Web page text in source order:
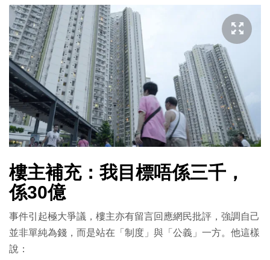
樓主補充：我目標唔係三千，
係30億
事件引起極大爭議，樓主亦有留言回應網民批評，強調自己
並非單純為錢，而是站在「制度」與「公義」一方。他這樣
說：